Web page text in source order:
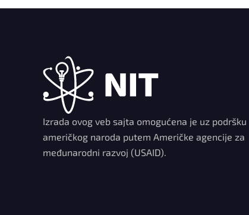
Izrada ovog veb sajta omogućena je uz podršku
američkog naroda putem Američke agencije za
međunarodni razvoj (USAID).